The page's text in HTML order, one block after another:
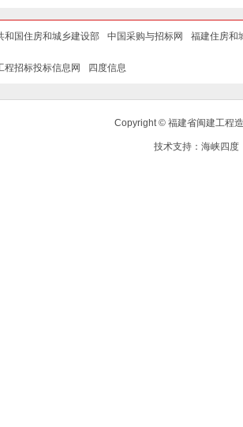
和国住房和城乡建设部 中国采购与招标网 福建住房和
程招标投标信息网 四度信息
Copyright © 福建省闽建工程
技术支持：海峡四度